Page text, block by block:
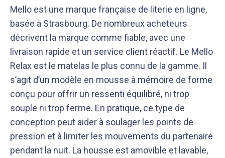
médicaux étudient chaque article avec soin, pour
s’assurer de la précision des informations et de
la fiabilité des sources
en phase avec la littérature scientifique ainsi
qu’avec les dernières recommandations des
experts
Mello est une marque française de literie en ligne,
basée à Strasbourg. De nombreux acheteurs
décrivent la marque comme fiable, avec une
livraison rapide et un service client réactif. Le Mello
Relax est le matelas le plus connu de la gamme. Il
s’agit d’un modèle en mousse à mémoire de forme
conçu pour offrir un ressenti équilibré, ni trop
souple ni trop ferme. En pratique, ce type de
conception peut aider à soulager les points de
pression et à limiter les mouvements du partenaire
pendant la nuit. La housse est amovible et lavable,